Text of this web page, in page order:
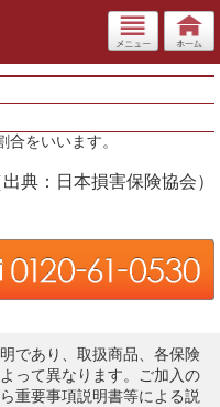
をいいます。
出典：日本損害保険協会）
であり、取扱商品、各保険
って異なります。ご加入の
重要事項説明書等による説